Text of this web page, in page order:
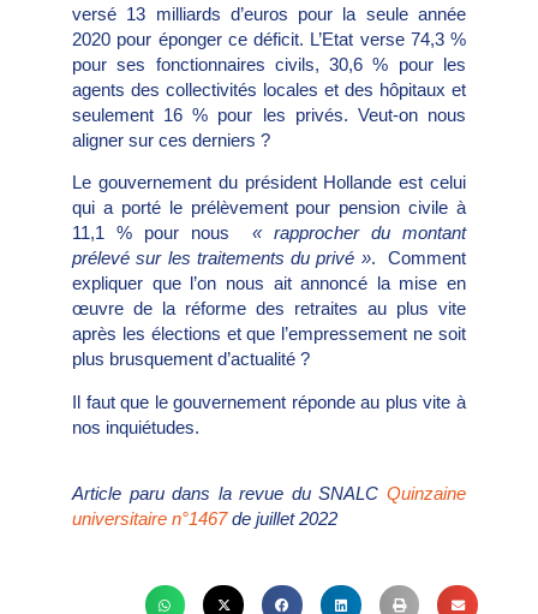
versé 13 milliards d’euros pour la seule année
2020 pour éponger ce déficit. L’Etat verse 74,3 %
pour ses fonctionnaires civils, 30,6 % pour les
agents des collectivités locales et des hôpitaux et
seulement 16 % pour les privés. Veut-on nous
aligner sur ces derniers ?
Le gouvernement du président Hollande est celui
qui a porté le prélèvement pour pension civile à
11,1 % pour nous« rapprocher du montant
prélevé sur les traitements du privé ». Comment
expliquer que l’on nous ait annoncé la mise en
œuvre de la réforme des retraites au plus vite
après les élections et que l’empressement ne soit
plus brusquement d’actualité ?
Il faut que le gouvernement réponde au plus vite à
nos inquiétudes.
Article paru dans la revue du SNALC Quinzaine
universitaire n°1467de juillet 2022